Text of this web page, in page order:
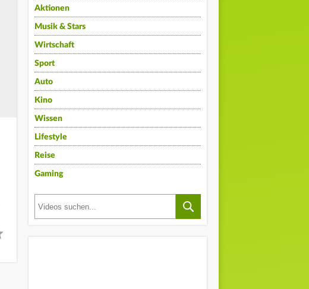
Aktionen
Musik & Stars
Wirtschaft
Sport
Auto
Kino
Wissen
Lifestyle
Reise
Gaming